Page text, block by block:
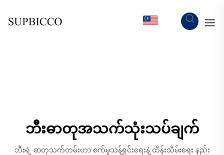
ဘီးဓာတုအသက်သုံးသပ်ချက်
ဘီးရဲ့ ဓာတုသက်တမ်းဟာ စက်မှုသန့်ရှင်းရေးနဲ့ ထိန်းသိမ်းရေး နည်း